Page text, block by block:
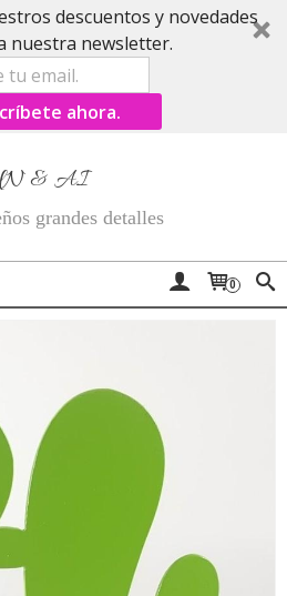
descuentos y novedades
nuestra newsletter.
ahora.
& AI
grandes detalles
0